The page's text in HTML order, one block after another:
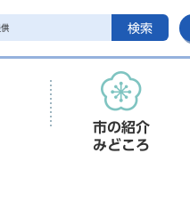
検索
市の紹介
みどころ